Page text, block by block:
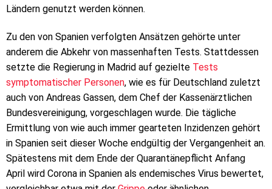
Ländern genutzt werden können.
Zu den von Spanien verfolgten Ansätzen gehörte unter
anderem die Abkehr von massenhaften Tests. Stattdessen
setzte die Regierung in Madrid auf gezielte Tests
symptomatischer Personen, wie es für Deutschland zuletzt
auch von Andreas Gassen, dem Chef der Kassenärztlichen
Bundesvereinigung, vorgeschlagen wurde. Die tägliche
Ermittlung von wie auch immer gearteten Inzidenzen gehört
in Spanien seit dieser Woche endgültig der Vergangenheit an.
Spätestens mit dem Ende der Quarantänepflicht Anfang
April wird Corona in Spanien als endemisches Virus bewertet,